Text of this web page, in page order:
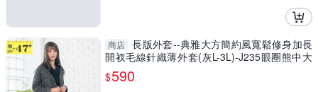
商店 長版外套--典雅大方簡約風寬鬆修身加長
開衩毛線針織薄外套(灰L-3L)-J235眼圈熊中大
尺碼
$590